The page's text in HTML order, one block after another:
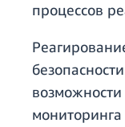
процессов